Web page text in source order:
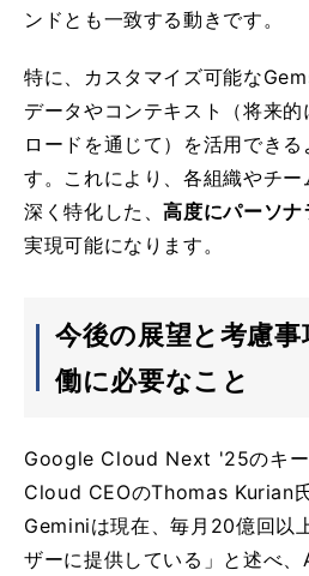
ンドとも一致する動きです。
特に、カスタマイズ可能な
データやコンテキスト（将来
ロードを通じて）を活用でき
す。これにより、各組織やチ
深く特化した、高度にパーソ
実現可能になります。
今後の展望と考慮
働に必要なこと
Google Cloud Next '25のキ
Cloud CEOのThomas Kurian
Geminiは現在、毎月20億回以
ザーに提供している」と述べ